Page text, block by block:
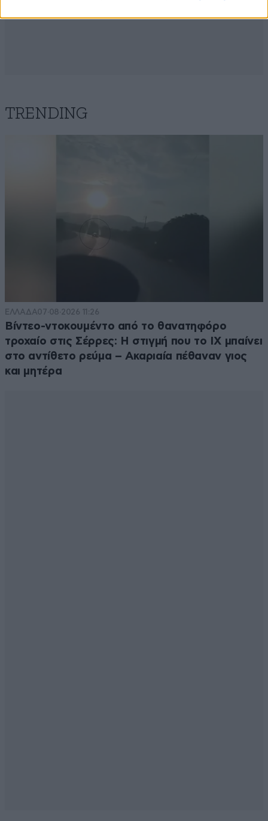
TRENDING
ΕΛΛΑΔΑ07·08·2026 11:26
Βίντεο-ντοκουμέντο από το θανατηφόρο
τροχαίο στις Σέρρες: Η στιγμή που το ΙΧ μπαίνει
στο αντίθετο ρεύμα – Ακαριαία πέθαναν γιος
και μητέρα